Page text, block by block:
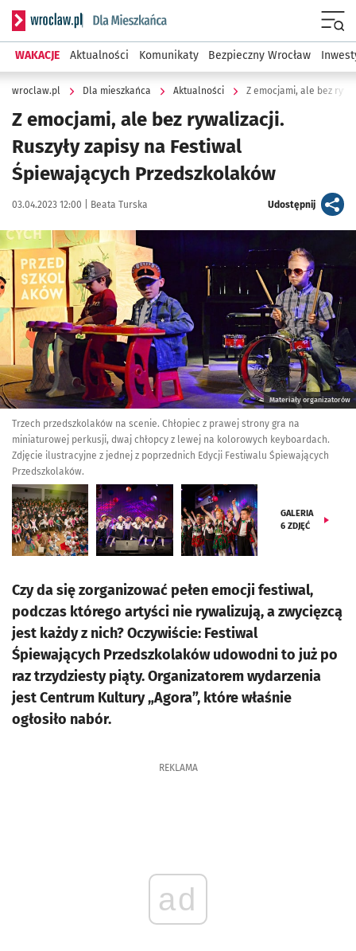
Serwis informacyjny wroclaw.pl podserwis: Dla mieszkańca
WAKACJE Aktualności Komunikaty Bezpieczny Wrocław
wroclaw.pl Dla mieszkańca Aktualności
Z emocjami, ale bez rywalizacji.
Ruszyły zapisy na Festiwal
Śpiewających Przedszkolaków
Data publikacji:
03.04.2023 12:00 | Autor:
Beata Turska Udostępnijartykuł
Kliknij, aby zobaczyć galerię
Materiały organizatorów
Trzech przedszkolaków na scenie. Chłopiec z prawej strony gra na
miniaturowej perkusji, dwaj chłopcy z lewej na kolorowych keyboardach.
Zdjęcie ilustracyjne z jednej z poprzednich Edycji Festiwalu Śpiewających
Przedszkolaków.
GALERIA
6 ZDJĘĆ
Czy da się zorganizować pełen emocji festiwal,
podczas którego artyści nie rywalizują, a zwycięzcą
jest każdy z nich? Oczywiście: Festiwal
Śpiewających Przedszkolaków udowodni to już po
raz trzydziesty piąty. Organizatorem wydarzenia
jest Centrum Kultury „Agora”, które właśnie
ogłosiło nabór.
REKLAMA
ad